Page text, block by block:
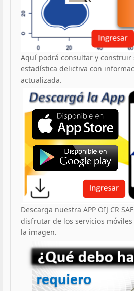
Aquí podrá consultar y construir
estadística delictiva con
actualizada.
Descarga nuestra APP OIJ CR
disfrutar de los servicios móviles
la imagen.